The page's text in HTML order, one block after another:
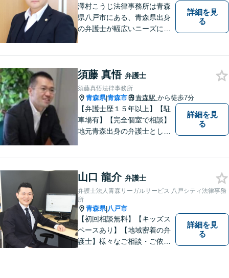
澤村こうじ法律事務所は青森
県八戸市にある、青森県出身
の弁護士が幅広いニーズにお
詳細を見
る
須藤 真悟 弁護士
須藤真悟法律事務所
青森県|青森市 青森駅 から徒歩7分
【弁護士歴１５年以上】【駐
車場有】【完全個室で相談】
地元青森出身の弁護士とし
に、そして真剣に取り組みま
す。皆様が安心して相談でき
るような雰囲気づくりを行な
っています。
詳細を見
る
山口 龍介 弁護士
弁護士法人青森リーガルサービス 八戸シティ法律事務
所
青森県|八戸市
【初回相談無料】【キッズス
ペースあり】【地域密着の弁
護士】様々なご相談・ご依頼
詳細を見
る